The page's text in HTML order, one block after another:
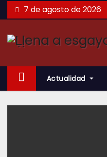
Saltar
al
contenido
7 de agosto de 2026
Actualidad